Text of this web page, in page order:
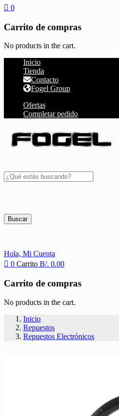
0
Carrito de compras
No products in the cart.
Inicio
Tienda
Contacto
Fogel Group
Ofertas
Completar pedido
Buscar
Hola, Mi Cuenta
0 Carrito B/. 0.00
Carrito de compras
No products in the cart.
Inicio
Repuestos
Repuestos Electrónicos